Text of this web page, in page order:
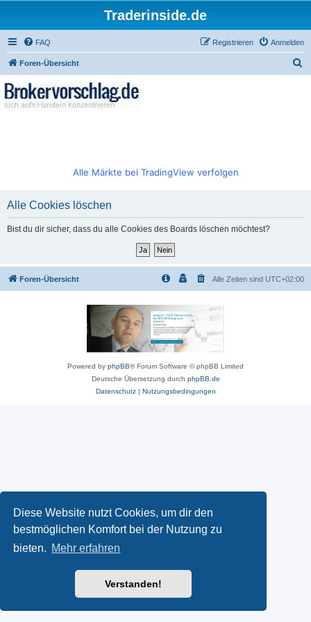
Diese Website nutzt Cookies, um dir den
bestmöglichen Komfort bei der Nutzung zu
bieten. Mehr erfahren
Verstanden!
Traderinside.de
FAQ Anmelden
Registrieren
Foren-Übersicht
Alle Märkte bei TradingView verfolgen
Alle Cookies löschen
Bist du dir sicher, dass du alle Cookies des Boards löschen möchtest?
Foren-Übersicht Alle Zeiten sind UTC+02:00
Powered by phpBB® Forum Software © phpBB Limited
Deutsche Übersetzung durch phpBB.de
Datenschutz| Nutzungsbedingungen